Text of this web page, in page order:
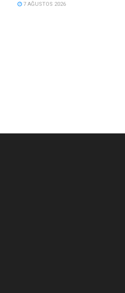
7 AĞUSTOS 2026